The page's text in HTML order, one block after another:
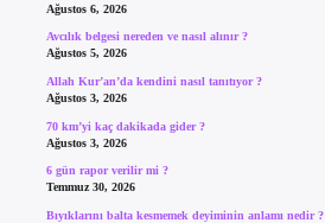
Ağustos 6, 2026
Avcılık belgesi nereden ve nasıl alınır ?
Ağustos 5, 2026
Allah Kur’an’da kendini nasıl tanıtıyor ?
Ağustos 3, 2026
70 km’yi kaç dakikada gider ?
Ağustos 3, 2026
6 gün rapor verilir mi ?
Temmuz 30, 2026
Bıyıklarını balta kesmemek deyiminin anlamı nedir ?